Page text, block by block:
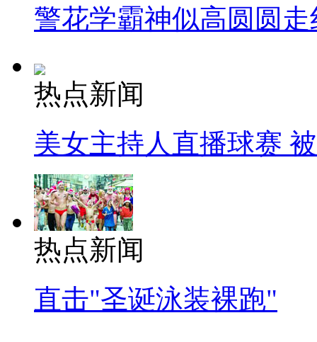
警花学霸神似高圆圆走
热点新闻
美女主持人直播球赛
热点新闻
直击"圣诞泳装裸跑"